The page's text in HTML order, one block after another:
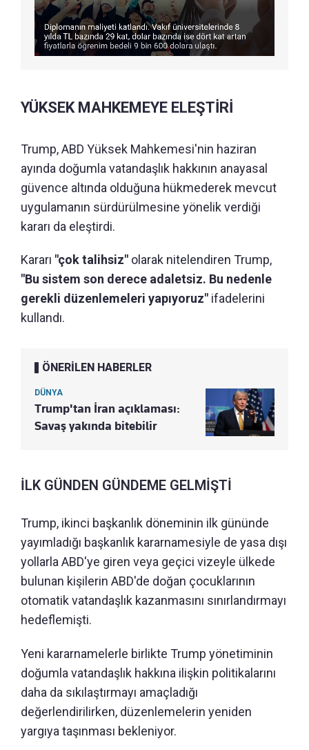
YÜKSEK MAHKEMEYE ELEŞTİRİ
Trump, ABD Yüksek Mahkemesi'nin haziran
ayında doğumla vatandaşlık hakkının anayasal
güvence altında olduğuna hükmederek mevcut
uygulamanın sürdürülmesine yönelik verdiği
kararı da eleştirdi.
Kararı "çok talihsiz" olarak nitelendiren Trump,
"Bu sistem son derece adaletsiz. Bu nedenle
gerekli düzenlemeleri yapıyoruz" ifadelerini
kullandı.
ÖNERİLEN HABERLER
DÜNYA
Trump'tan İran açıklaması:
Savaş yakında bitebilir
İLK GÜNDEN GÜNDEME GELMİŞTİ
Trump, ikinci başkanlık döneminin ilk gününde
yayımladığı başkanlık kararnamesiyle de yasa dışı
yollarla ABD'ye giren veya geçici vizeyle ülkede
bulunan kişilerin ABD'de doğan çocuklarının
otomatik vatandaşlık kazanmasını sınırlandırmayı
hedeflemişti.
Yeni kararnamelerle birlikte Trump yönetiminin
doğumla vatandaşlık hakkına ilişkin politikalarını
daha da sıkılaştırmayı amaçladığı
değerlendirilirken, düzenlemelerin yeniden
yargıya taşınması bekleniyor.